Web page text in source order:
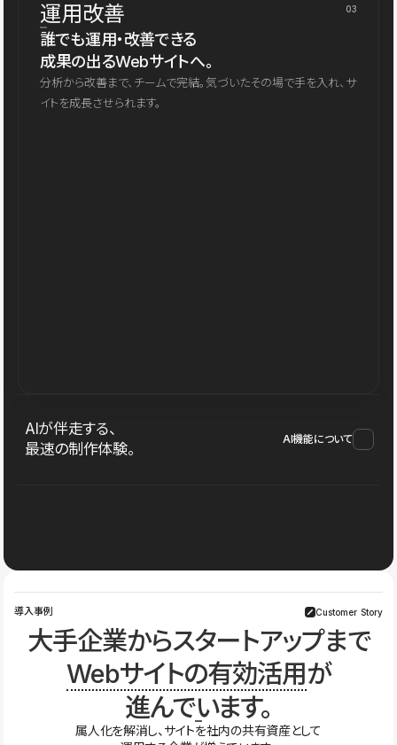
運用改善 03
誰でも運用・改善できる
成果の出るWebサイトへ。
分析から改善まで、チームで完結。気づいたその場で手を入れ、サ
イトを成長させられます。
AIが伴走する、
最速の制作体験。
AI機能について
導入事例 Customer Story
大手企業からスタートアップまで
Webサイトの有効活用が
進んでいます。
属人化を解消し、サイトを社内の共有資産として